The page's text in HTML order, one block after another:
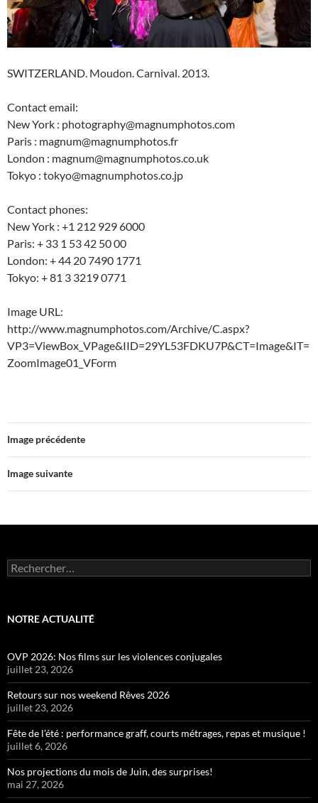
SWITZERLAND. Moudon. Carnival. 2013.
Contact email:
New York : photography@magnumphotos.com
Paris : magnum@magnumphotos.fr
London : magnum@magnumphotos.co.uk
Tokyo : tokyo@magnumphotos.co.jp
Contact phones:
New York : +1 212 929 6000
Paris: + 33 1 53 42 50 00
London: + 44 20 7490 1771
Tokyo: + 81 3 3219 0771
Image URL:
http://www.magnumphotos.com/Archive/C.aspx?
VP3=ViewBox_VPage&IID=29YL53FDKU7P&CT=Image&IT=
ZoomImage01_VForm
Image précédente
Image suivante
Rechercher :
NOTRE ACTUALITÉ
OVP 2026: Nos films sur les violences conjugales
juillet 23, 2026
Retours sur nos weekend Rêves 2026
juillet 23, 2026
Fête de l’été : performance graff, courts métrages, repas et musique !
juillet 6, 2026
Nos projections du mois de Juin, des surprises!
mai 27, 2026